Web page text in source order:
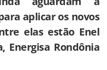
aplicar os novos
elas estão Enel
Energisa Rondônia